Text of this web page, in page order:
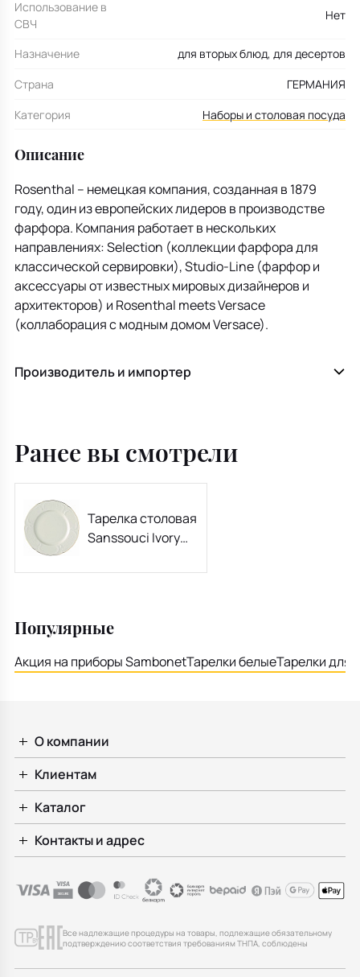
Использование в
СВЧ
Нет
Назначение
для вторых блюд, для десертов
Страна
ГЕРМАНИЯ
Категория
Наборы и столовая посуда
Описание
Rosenthal – немецкая компания, созданная в 1879
году, один из европейских лидеров в производстве
фарфора. Компания работает в нескольких
направлениях: Selection (коллекции фарфора для
классической сервировки), Studio-Line (фарфор и
аксессуары от известных мировых дизайнеров и
архитекторов) и Rosenthal meets Versace
(коллаборация с модным домом Versace).
Производитель и импортер
Ранее вы смотрели
Тарелка столовая
Sanssouci Ivory
Популярные
Акция на приборы SambonetТарелки белыеТарелки для
О компании
Клиентам
Каталог
Контакты и адрес
Все надлежащие процедуры на товары, подлежащие обязательному
подтверждению соответствия требованиям ТНПА, соблюдены